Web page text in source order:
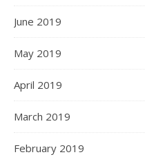
June 2019
May 2019
April 2019
March 2019
February 2019